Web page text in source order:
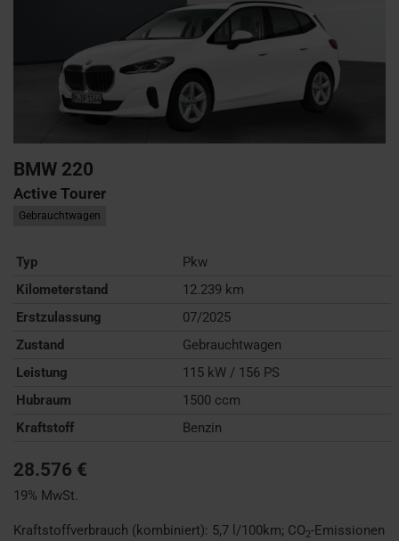
BMW 220
Active Tourer
Gebrauchtwagen
Typ
Pkw
Kilometerstand
12.239 km
Erstzulassung
07/2025
Zustand
Gebrauchtwagen
Leistung
115 kW / 156 PS
Hubraum
1500 ccm
Kraftstoff
Benzin
28.576 €
19% MwSt.
Kraftstoffverbrauch (kombiniert): 5,7 l/100km; CO2-Emissionen